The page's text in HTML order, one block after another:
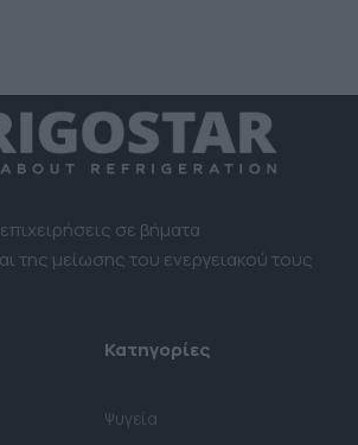
σε βήματα
της μείωσης του ενεργειακού τους
Κατηγορίες
Ψυγεία